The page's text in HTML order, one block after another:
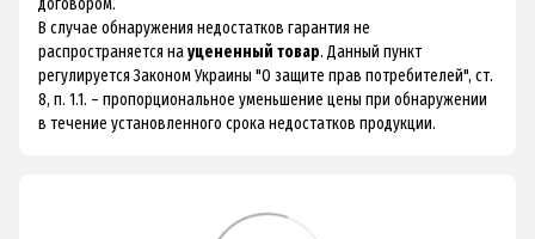
В случае обнаружения недостатков гарантия не
распространяется науцененный товар. Данный пункт
регулируется Законом Украины "О защите прав потребителей", ст.
8, п. 1.1. – пропорциональное уменьшение цены при обнаружении
в течение установленного срока недостатков продукции.